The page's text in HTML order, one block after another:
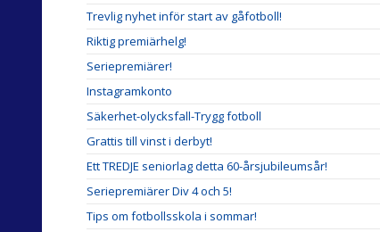
Trevlig nyhet inför start av gåfotboll!
Riktig premiärhelg!
Seriepremiärer!
Instagramkonto
Säkerhet-olycksfall-Trygg fotboll
Grattis till vinst i derbyt!
Ett TREDJE seniorlag detta 60-årsjubileumsår!
Seriepremiärer Div 4 och 5!
Tips om fotbollsskola i sommar!